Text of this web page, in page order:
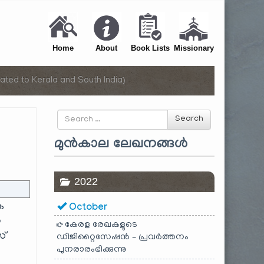
Home About Book Lists Missionary
to Kerala and South India)
Search
for
Search
മുൻകാല ലേഖനങ്ങൾ
2022
October
കേരള രേഖകളുടെ
ഡിജിറ്റൈസേഷൻ – പ്രവർത്തനം
പുനരാരംഭിക്കുന്നു